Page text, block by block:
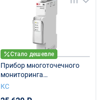
Стало дешевле
Прибор многоточечного
мониторинга
электроэнергии КСМ-М3-1-
КС